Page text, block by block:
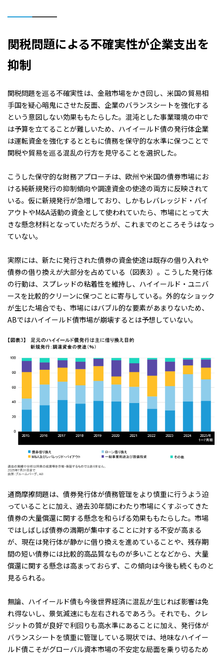
関税問題による不確実性が企業支出を
抑制
関税問題を巡る不確実性は、金融市場をかき回し、米国の貿易相
手国を疑心暗鬼にさせた反面、企業のバランスシートを強化する
という意図しない効果ももたらした。混沌とした事業環境の中で
は予算を立てることが難しいため、ハイイールド債の発行体企業
は運転資金を強化するとともに債務を保守的な水準に保つことで
関税や貿易を巡る混乱の行方を見守ることを選択した。
こうした保守的な財務アプローチは、欧州や米国の債券市場にお
ける純新規発行の抑制傾向や調達資金の使途の両方に反映されて
いる。仮に新規発行が急増しており、しかもレバレッジド・バイ
アウトやM&A活動の資金として使われていたら、市場にとって大
きな懸念材料となっていただろうが、これまでのところそうはなっ
ていない。
実際には、新たに発行された債券の資金使途は既存の借り入れや
債券の借り換えが大部分を占めている（図表3）。こうした発行体
の行動は、スプレッドの粘着性を維持し、ハイイールド・ユニバ
ースを比較的クリーンに保つことに寄与している。外的なショック
が生じた場合でも、市場にはバブル的な要素があまりないため、
ABではハイイールド債市場が崩壊するとは予想していない。
通商摩擦問題は、債券発行体が債務管理をより慎重に行うよう迫
っていることに加え、過去30年間にわたり市場にくすぶってきた
債券の大量償還に関する懸念を和らげる効果ももたらした。市場
ではしばしば債券の満期が集中することに対する不安が高まる
が、現在は発行体が静かに借り換えを進めていることや、残存期
間の短い債券には比較的高品質なものが多いことなどから、大量
償還に関する懸念は高まっておらず、この傾向は今後も続くものと
見るられる。
無論、ハイイールド債も今後世界経済に混乱が生じれば影響は免
れ得ないし、景気減速にも左右されるであろう。それでも、クレ
ジットの質が良好で利回りも高水準にあることに加え、発行体が
バランスシートを慎重に管理している現状では、地味なハイイー
ルド債こそがグローバル資本市場の不安定な局面を乗り切るため